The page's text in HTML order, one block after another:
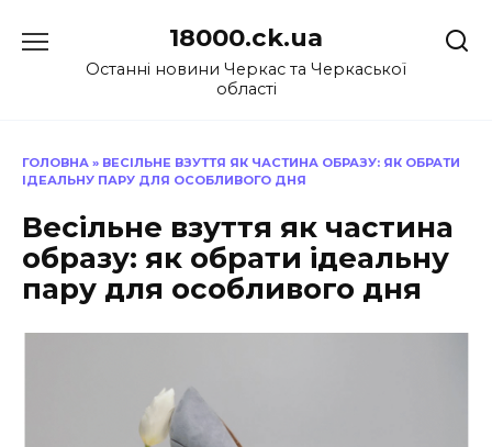
до
18000.ck.ua
Останні новини Черкас та Черкаської
області
ГОЛОВНА » ВЕСІЛЬНЕ ВЗУТТЯ ЯК ЧАСТИНА ОБРАЗУ: ЯК ОБРАТИ
ІДЕАЛЬНУ ПАРУ ДЛЯ ОСОБЛИВОГО ДНЯ
Весільне взуття як частина
образу: як обрати ідеальну
пару для особливого дня